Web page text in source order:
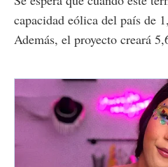
capacidad eólica del país de
Además, el proyecto creará